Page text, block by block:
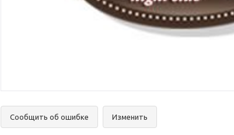
Сообщить об ошибке Изменить